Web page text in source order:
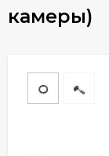
камеры)